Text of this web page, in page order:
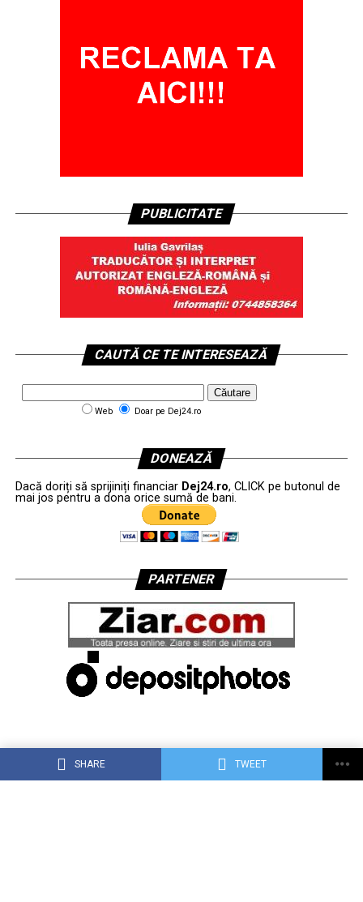
SHARE TWEET
PUBLICITATE
CAUTĂ CE TE INTERESEAZĂ
Web Doar pe Dej24.ro
DONEAZĂ
Dacă doriți să sprijiniți financiar Dej24.ro, CLICK pe butonul de
mai jos pentru a dona orice sumă de bani.
PARTENER